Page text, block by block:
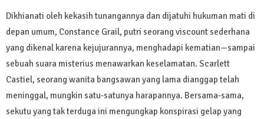
Dikhianati oleh kekasih tunangannya dan dijatuhi hukuman mati di
depan umum, Constance Grail, putri seorang viscount sederhana
yang dikenal karena kejujurannya, menghadapi kematian—sampai
sebuah suara misterius menawarkan keselamatan. Scarlett
Castiel, seorang wanita bangsawan yang lama dianggap telah
meninggal, mungkin satu-satunya harapannya. Bersama-sama,
sekutu yang tak terduga ini mengungkap konspirasi gelap yang